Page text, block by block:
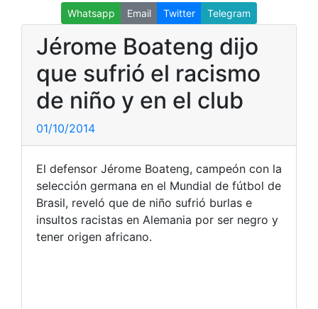
Whatsapp Email Twitter Telegram
Jérome Boateng dijo
que sufrió el racismo
de niño y en el club
01/10/2014
El defensor Jérome Boateng, campeón con la
selección germana en el Mundial de fútbol de
Brasil, reveló que de niño sufrió burlas e
insultos racistas en Alemania por ser negro y
tener origen africano.